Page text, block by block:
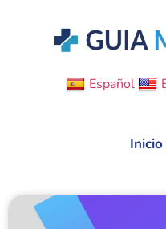
Español
Inicio